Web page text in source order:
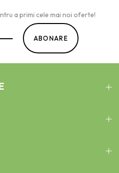
a primi cele mai noi oferte!
ABONARE